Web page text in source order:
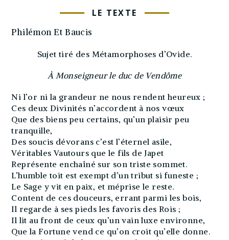
LE TEXTE
Philémon Et Baucis
Sujet tiré des Métamorphoses d’Ovide.
À Monseigneur le duc de Vendôme
Ni l’or ni la grandeur ne nous rendent heureux ;
Ces deux Divinités n’accordent à nos vœux
Que des biens peu certains, qu’un plaisir peu
tranquille,
Des soucis dévorans c’est l’éternel asile,
Véritables Vautours que le fils de Japet
Représente enchaîné sur son triste sommet.
L’humble toit est exempt d’un tribut si funeste ;
Le Sage y vit en paix, et méprise le reste.
Content de ces douceurs, errant parmi les bois,
Il regarde à ses pieds les favoris des Rois ;
Il lit au front de ceux qu’un vain luxe environne,
Que la Fortune vend ce qu’on croit qu’elle donne.